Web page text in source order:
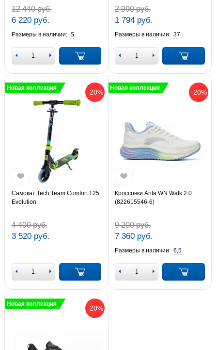
12 440 руб.
6 220 руб.
Размеры в наличии: S
2 990 руб.
1 794 руб.
Размеры в наличии: 37
-20%
Новая коллекция
Самокат Tech Team Comfort 125
Evolution
4 400 руб.
3 520 руб.
-20%
Новая коллекция
Кроссовки Anta WN Walk 2.0
(822615546-6)
9 200 руб.
7 360 руб.
Размеры в наличии: 6,5
-20%
Новая коллекция